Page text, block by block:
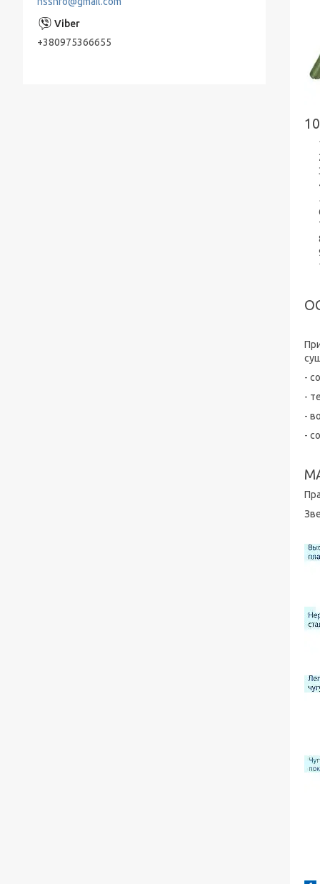
-
-
-
-
Живильні насоси ПЕ
типу для нафтопродуктів
+380975366655